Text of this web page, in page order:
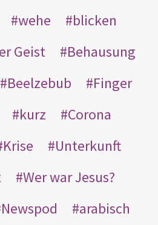
wehe
blicken
Geist
Behausung
Beelzebub
Finger
kurz
Corona
Krise
Unterkunft
Wer war Jesus?
Newspod
arabisch